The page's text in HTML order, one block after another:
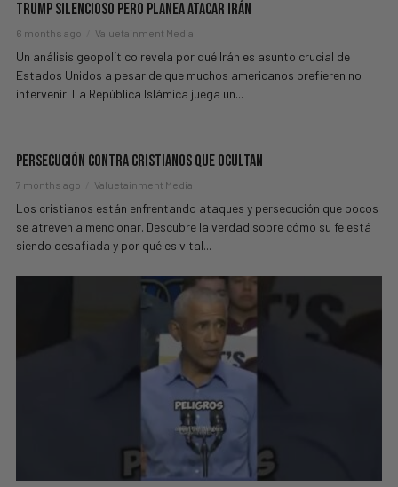
Trump Silencioso Pero Planea Atacar Irán
6 months ago Valuetainment Media
Un análisis geopolítico revela por qué Irán es asunto crucial de
Estados Unidos a pesar de que muchos americanos prefieren no
intervenir. La República Islámica juega un...
Persecución Contra Cristianos Que Ocultan
7 months ago Valuetainment Media
Los cristianos están enfrentando ataques y persecución que pocos
se atreven a mencionar. Descubre la verdad sobre cómo su fe está
siendo desafiada y por qué es vital...